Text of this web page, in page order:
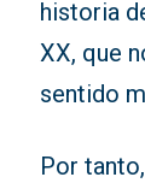
historia
XX, que
sentido
Por tanto,